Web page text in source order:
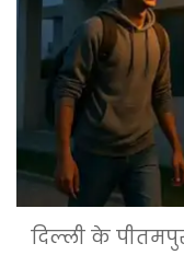
दिल्ली के